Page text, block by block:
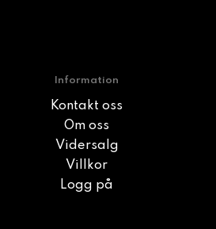
Information
Kontakt oss
Om oss
Vidersalg
Villkor
Logg på